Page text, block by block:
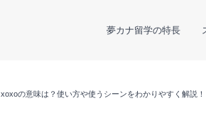
夢カナ留学の特長
xoxoの意味は？使い方や使うシーンをわかりやすく解説！